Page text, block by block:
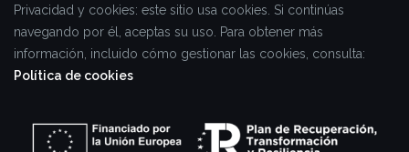
Privacidad y cookies: este sitio usa cookies. Si continúas
navegando por él, aceptas su uso. Para obtener más
información, incluido cómo gestionar las cookies, consulta:
Política de cookies